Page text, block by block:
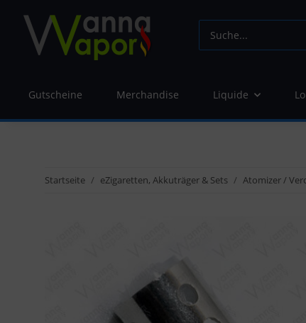
Gutscheine Merchandise Liquide
Startseite eZigaretten, Akkuträger & Sets Atomizer /